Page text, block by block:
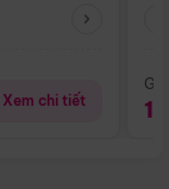
Xem chi tiết